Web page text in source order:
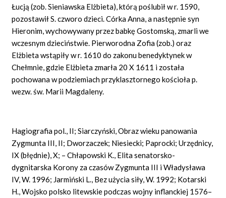
Łucją (zob. Sieniawska Elżbieta), którą poślubił w r. 1590,
pozostawił S. czworo dzieci. Córka Anna, a następnie syn
Hieronim, wychowywany przez babkę Gostomską, zmarli we
wczesnym dzieciństwie. Pierworodna Zofia (zob.) oraz
Elżbieta wstąpiły w r. 1610 do zakonu benedyktynek w
Chełmnie, gdzie Elżbieta zmarła 20 X 1611 i została
pochowana w podziemiach przyklasztornego kościoła p.
wezw. św. Marii Magdaleny.
Hagiografia pol., II; Siarczyński, Obraz wieku panowania
Zygmunta III, II; Dworzaczek; Niesiecki; Paprocki; Urzędnicy,
IX (błędnie), X; – Chłapowski K., Elita senatorsko-
dygnitarska Korony za czasów Zygmunta III i Władysława
IV, W. 1996; Jarmiński L., Bez użycia siły, W. 1992; Kotarski
H., Wojsko polsko litewskie podczas wojny inflanckiej 1576–